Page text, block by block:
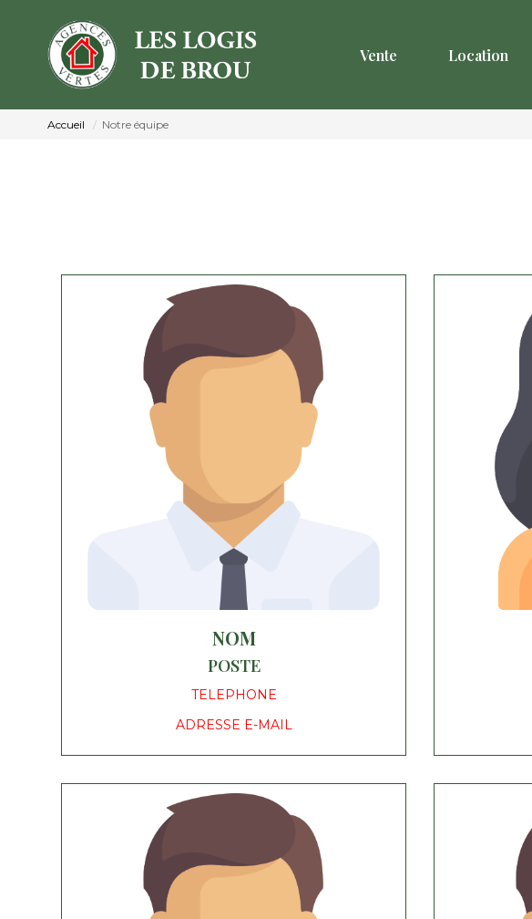
Vente Location
Accueil Notre équipe
NOM
POSTE
TELEPHONE
ADRESSE E-MAIL